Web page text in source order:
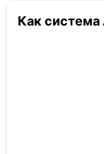
Как система